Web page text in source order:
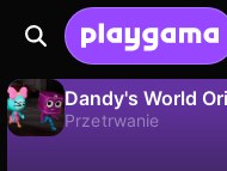
Dandy's World
Przetrwanie